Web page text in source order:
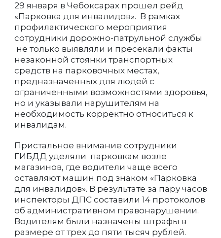
29 января в Чебоксарах прошел рейд
«Парковка для инвалидов». В рамках
профилактического мероприятия
сотрудники дорожно-патрульной службы
не только выявляли и пресекали факты
незаконной стоянки транспортных
средств на парковочных местах,
предназначенных для людей с
ограниченными возможностями здоровья,
но и указывали нарушителям на
необходимость корректно относиться к
инвалидам.
Пристальное внимание сотрудники
ГИБДД уделяли парковкам возле
магазинов, где водители чаще всего
оставляют машин под знаком «Парковка
для инвалидов». В результате за пару часов
инспекторы ДПС составили 14 протоколов
об административном правонарушении.
Водителям были назначены штрафы в
размере от трех до пяти тысяч рублей.